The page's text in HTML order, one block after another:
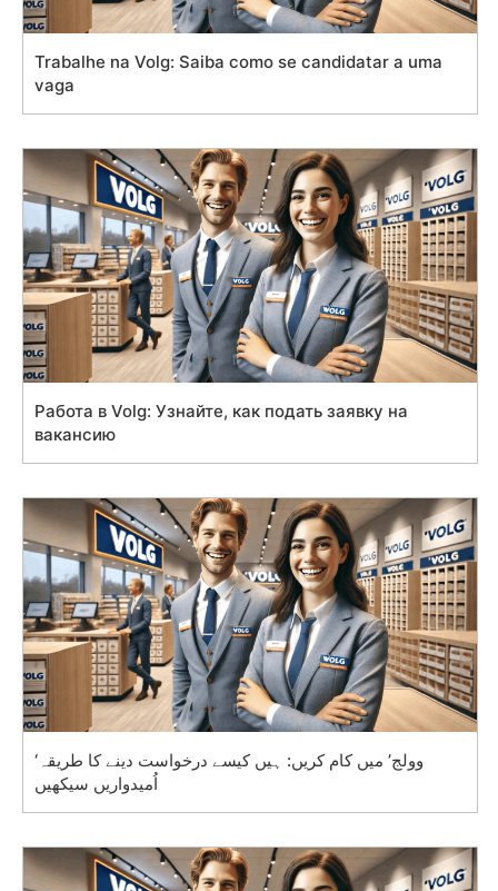
Trabalhe na Volg: Saiba como se candidatar a uma
vaga
Работа в Volg: Узнайте, как подать заявку на
вакансию
‘وولج’ میں کام کریں: ہیں کیسے درخواست دینے کا طریقہ
اُمیدواریں سیکھیں